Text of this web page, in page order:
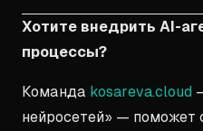
Хотите внедрить AI-
процессы?
Команда kosareva.cloud
нейросетей» — поможет